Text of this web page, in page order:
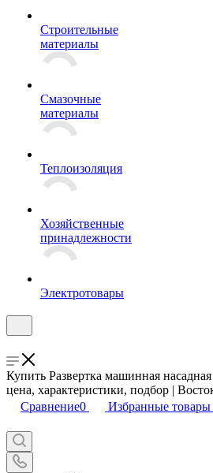
Строительные
материалы
Смазочные
материалы
Теплоизоляция
Хозяйственные
принадлежности
Электротовары
Купить Развертка машинная
цена, характеристики, подбор |
Сравнение0 Избранные товары